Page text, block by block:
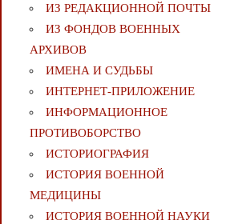
ИЗ РЕДАКЦИОННОЙ ПОЧТЫ
ИЗ ФОНДОВ ВОЕННЫХ
АРХИВОВ
ИМЕНА И СУДЬБЫ
ИНТЕРНЕТ-ПРИЛОЖЕНИЕ
ИНФОРМАЦИОННОЕ
ПРОТИВОБОРСТВО
ИСТОРИОГРАФИЯ
ИСТОРИЯ ВОЕННОЙ
МЕДИЦИНЫ
ИСТОРИЯ ВОЕННОЙ НАУКИ